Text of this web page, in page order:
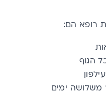
רופא הם:
הגוף
משלושה ימים